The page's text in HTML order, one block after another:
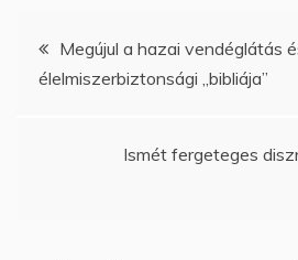
Bejegyzés
Megújul a hazai vendéglátás
élelmiszerbiztonsági „bibliája”
Ismét fergeteges